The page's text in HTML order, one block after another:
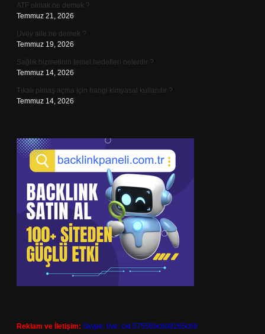
ATF olmak ne demek ?
Temmuz 21, 2026
Üvey aile ne demek ?
Temmuz 19, 2026
Sağlık hizmetinin temel hedefleri nelerdir ?
Temmuz 14, 2026
Tıkalı pimaş açma için hangi kimyasal kullanılır ?
Temmuz 14, 2026
Reklam ve İletişim: Skype: live:.cid.575569c608265c69